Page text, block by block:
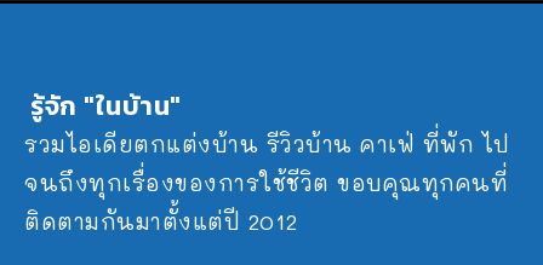
รู้จัก "ในบ้าน"
รวมไอเดียตกแต่งบ้าน รีวิวบ้าน คาเฟ่ ที่พัก ไป
จนถึงทุกเรื่องของการใช้ชีวิต ขอบคุณทุกคนที่
ติดตามกันมาตั้งแต่ปี 2012